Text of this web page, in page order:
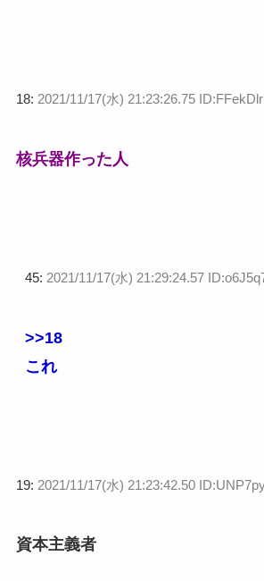
18: 2021/11/17(水) 21:23:26.75
核兵器作った人
45: 2021/11/17(水) 21:29:24.57
>>18
これ
19: 2021/11/17(水) 21:23:42.50
資本主義者